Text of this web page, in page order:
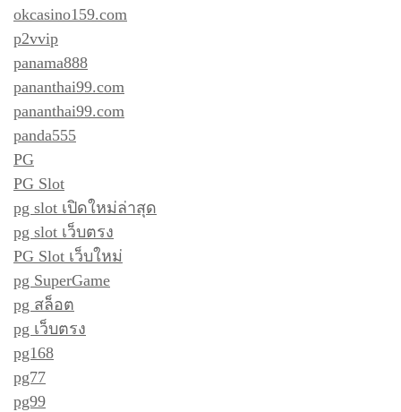
okcasino159.com
p2vvip
panama888
pananthai99.com
pananthai99.com
panda555
PG
PG Slot
pg slot เปิดใหม่ล่าสุด
pg slot เว็บตรง
PG Slot เว็บใหม่
pg SuperGame
pg สล็อต
pg เว็บตรง
pg168
pg77
pg99